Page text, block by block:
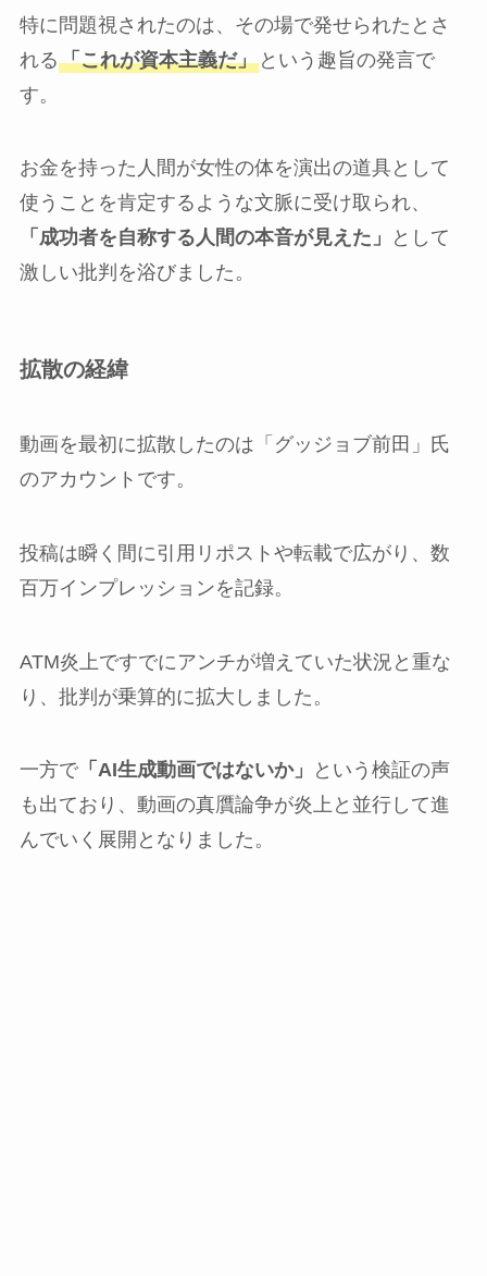
特に問題視されたのは、その場で発せられたとさ
れる「これが資本主義だ」という趣旨の発言で
す。
お金を持った人間が女性の体を演出の道具として
使うことを肯定するような文脈に受け取られ、
「成功者を自称する人間の本音が見えた」
として
激しい批判を浴びました。
拡散の経緯
動画を最初に拡散したのは「グッジョブ前田」氏
のアカウントです。
投稿は瞬く間に引用リポストや転載で広がり、数
百万インプレッションを記録。
ATM炎上ですでにアンチが増えていた状況と重な
り、批判が乗算的に拡大しました。
一方で「AI生成動画ではないか」
という検証の声
も出ており、動画の真贋論争が炎上と並行して進
んでいく展開となりました。